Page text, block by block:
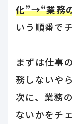
化”→“業務
いう順番で
まずは仕事
務しないや
次に、業務
ないかをチ